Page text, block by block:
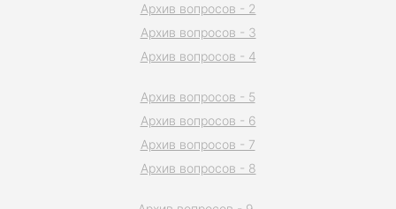
Архив вопросов - 2
Архив вопросов - 3
Архив вопросов - 4
Архив вопросов - 5
Архив вопросов - 6
Архив вопросов - 7
Архив вопросов - 8